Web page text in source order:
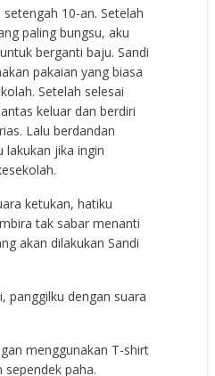
10-an. Setelah
paling bungsu, aku
berganti baju. Sandi
pakaian yang biasa
Setelah selesai
keluar dan berdiri
Lalu berdandan
lakukan jika ingin
ketukan, hatiku
tak sabar menanti
akan dilakukan Sandi
panggilku dengan suara
menggunakan T-shirt
paha.